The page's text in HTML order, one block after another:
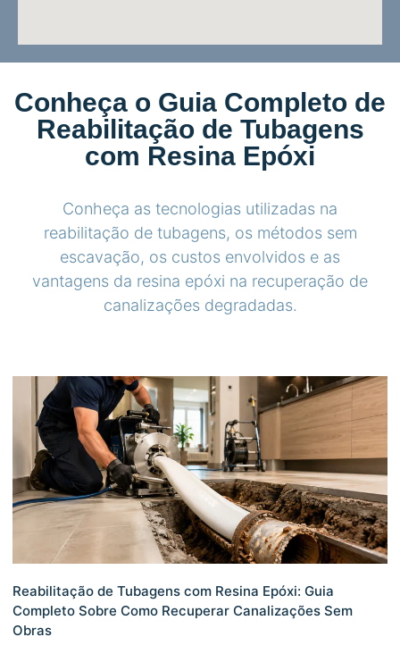
Conheça o Guia Completo de
Reabilitação de Tubagens
com Resina Epóxi
Conheça as tecnologias utilizadas na
reabilitação de tubagens, os métodos sem
escavação, os custos envolvidos e as
vantagens da resina epóxi na recuperação de
canalizações degradadas.
Reabilitação de Tubagens com Resina Epóxi: Guia
Completo Sobre Como Recuperar Canalizações Sem
Obras